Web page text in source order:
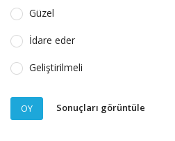
Güzel
İdare eder
Geliştirilmeli
OY Sonuçları görüntüle